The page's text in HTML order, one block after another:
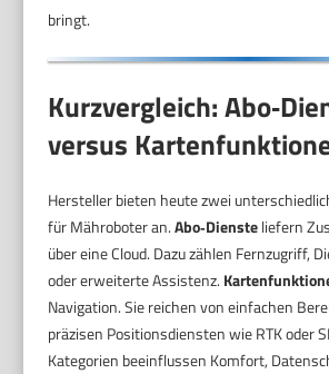
bringt.
Kurzvergleich:
versus
Hersteller bieten heute zwei
für Mähroboter an.Abo‑Diensteliefern
über eine Cloud. Dazu zählen Fernzugriff,
oder erweiterte Assistenz.
Navigation. Sie reichen von einfachen
präzisen Positionsdiensten wie RTK oder
Kategorien beeinflussen Komfort,